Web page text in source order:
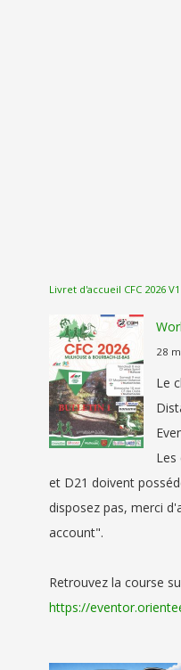
Livret d'accueil CFC 2026
28
Le
Les
et D21 doivent
disposez pas, merci
account".
Retrouvez la course
https://